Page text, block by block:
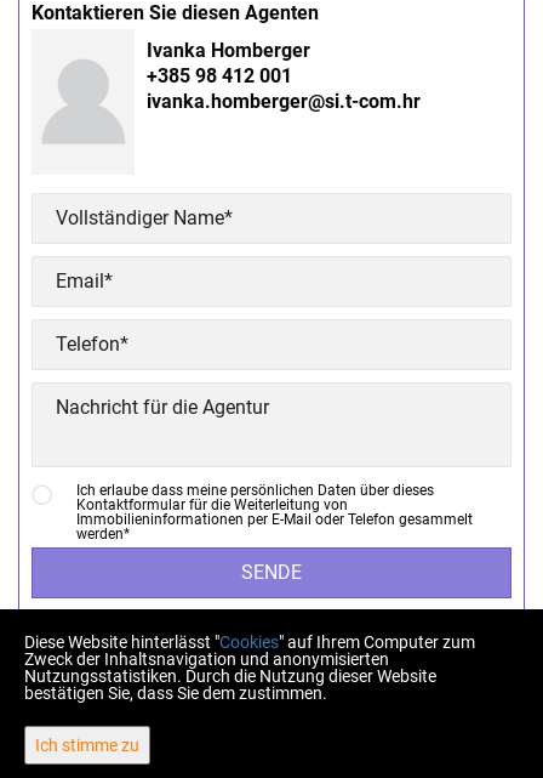
Kontaktieren Sie diesen Agenten
Ivanka Homberger
+385 98 412 001
ivanka.homberger@si.t-com.hr
Ich erlaube dass meine persönlichen Daten über dieses
Kontaktformular für die Weiterleitung von
Immobilieninformationen per E-Mail oder Telefon gesammelt
werden*
SENDE
Copyright © 2026 Homberger nekretnine
Fester Umrechnungskurs 1 EUR = 7,53450 HRK
Web Design & Powered by
Diese Website hinterlässt "Cookies" auf Ihrem Computer zum
Zweck der Inhaltsnavigation und anonymisierten
Nutzungsstatistiken. Durch die Nutzung dieser Website
bestätigen Sie, dass Sie dem zustimmen.
Ich stimme zu